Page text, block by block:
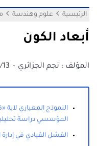
الرئيسية علوم وهندسة
أبعاد الكون
المؤلف : نجم الجزائري
النموذج المعياري لآية
المؤسسي دراسة
الفشل القيادي في إدارة